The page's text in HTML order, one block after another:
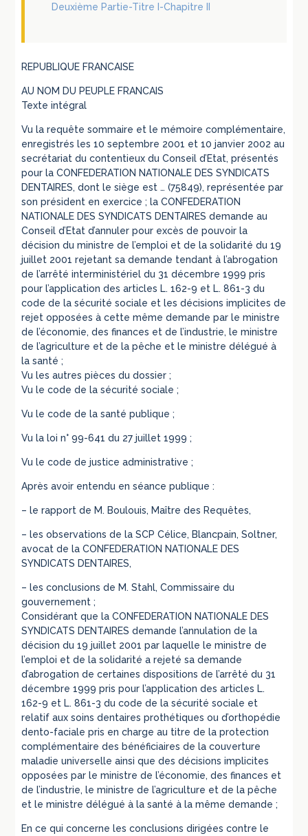
Deuxième Partie-Titre I-Chapitre II
REPUBLIQUE FRANCAISE
AU NOM DU PEUPLE FRANCAIS
Texte intégral
Vu la requête sommaire et le mémoire complémentaire,
enregistrés les 10 septembre 2001 et 10 janvier 2002 au
secrétariat du contentieux du Conseil d’Etat, présentés
pour la CONFEDERATION NATIONALE DES SYNDICATS
DENTAIRES, dont le siège est … (75849), représentée par
son président en exercice ; la CONFEDERATION
NATIONALE DES SYNDICATS DENTAIRES demande au
Conseil d’Etat d’annuler pour excès de pouvoir la
décision du ministre de l’emploi et de la solidarité du 19
juillet 2001 rejetant sa demande tendant à l’abrogation
de l’arrêté interministériel du 31 décembre 1999 pris
pour l’application des articles L. 162-9 et L. 861-3 du
code de la sécurité sociale et les décisions implicites de
rejet opposées à cette même demande par le ministre
de l’économie, des finances et de l’industrie, le ministre
de l’agriculture et de la pêche et le ministre délégué à
la santé ;
Vu les autres pièces du dossier ;
Vu le code de la sécurité sociale ;
Vu le code de la santé publique ;
Vu la loi n° 99-641 du 27 juillet 1999 ;
Vu le code de justice administrative ;
Après avoir entendu en séance publique :
– le rapport de M. Boulouis, Maître des Requêtes,
– les observations de la SCP Célice, Blancpain, Soltner,
avocat de la CONFEDERATION NATIONALE DES
SYNDICATS DENTAIRES,
– les conclusions de M. Stahl, Commissaire du
gouvernement ;
Considérant que la CONFEDERATION NATIONALE DES
SYNDICATS DENTAIRES demande l’annulation de la
décision du 19 juillet 2001 par laquelle le ministre de
l’emploi et de la solidarité a rejeté sa demande
d’abrogation de certaines dispositions de l’arrêté du 31
décembre 1999 pris pour l’application des articles L.
162-9 et L. 861-3 du code de la sécurité sociale et
relatif aux soins dentaires prothétiques ou d’orthopédie
dento-faciale pris en charge au titre de la protection
complémentaire des bénéficiaires de la couverture
maladie universelle ainsi que des décisions implicites
opposées par le ministre de l’économie, des finances et
de l’industrie, le ministre de l’agriculture et de la pêche
et le ministre délégué à la santé à la même demande ;
En ce qui concerne les conclusions dirigées contre le